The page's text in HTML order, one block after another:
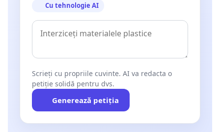
Cu tehnologie AI
Scrieți cu propriile cuvinte. AI va redacta o
petiție solidă pentru dvs.
Generează petiția